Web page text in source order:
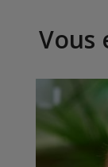
Vous